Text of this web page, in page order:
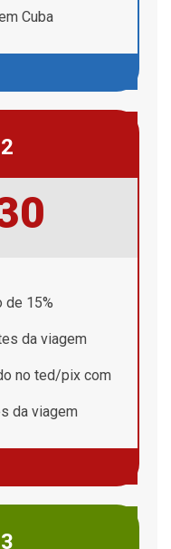
Cuba
de 15%
da viagem
no ted/pix com
da viagem